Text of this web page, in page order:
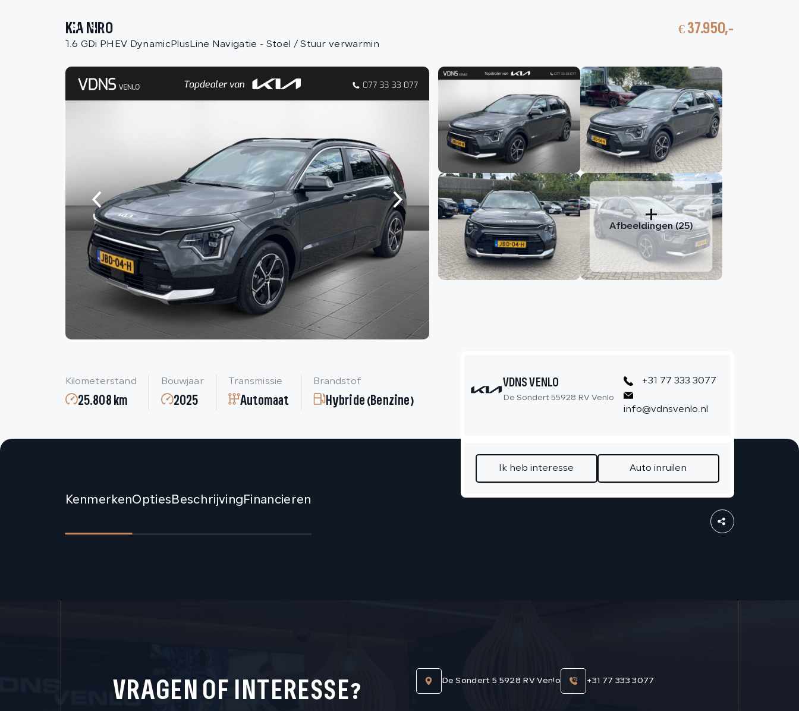
AANBOD
DIENSTEN
VACATURES
OVER ONS
VERKOCHT
CONTACT
KIA NIRO
1.6 GDi PHEV DynamicPlusLine Navigatie - Stoel / Stuur verwarmin
€ 37.950,-
Afbeeldingen (25)
Kilometerstand
25.808 km
Bouwjaar
2025
Transmissie
Automaat
Brandstof
Hybride (Benzine)
KenmerkenOptiesBeschrijvingFinancieren
VDNS VENLO
De Sondert 55928 RV Venlo
+31 77 333 3077
info@vdnsvenlo.nl
Ik heb interesse Auto inruilen
VRAGEN OF INTERESSE? De Sondert 5 5928 RV Venlo +31 77 333 3077